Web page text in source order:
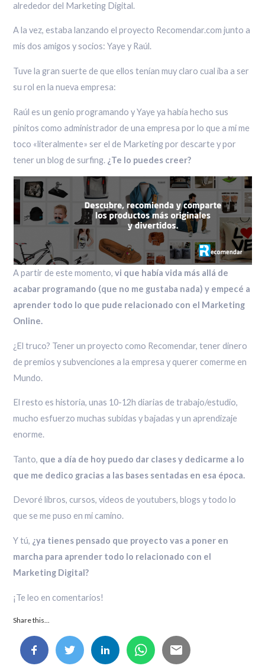
alrededor del Marketing Digital.
A la vez, estaba lanzando el proyecto Recomendar.com junto a
mis dos amigos y socios: Yaye y Raúl.
Tuve la gran suerte de que ellos tenían muy claro cual iba a ser
su rol en la nueva empresa:
Raúl es un genio programando y Yaye ya había hecho sus
pinitos como administrador de una empresa por lo que a mi me
toco «literalmente» ser el de Marketing por descarte y por
tener un blog de surfing. ¿Te lo puedes creer?
A partir de este momento,vi que había vida más allá de
acabar programando (que no me gustaba nada) y empecé a
aprender todo lo que pude relacionado con el Marketing
Online.
¿El truco? Tener un proyecto como Recomendar, tener dinero
de premios y subvenciones a la empresa y querer comerme en
Mundo.
El resto es historia, unas 10-12h diarias de trabajo/estudio,
mucho esfuerzo muchas subidas y bajadas y un aprendizaje
enorme.
Tanto, que a día de hoy puedo dar clases y dedicarme a lo
que me dedico gracias a las bases sentadas en esa época.
Devoré libros, cursos, videos de youtubers, blogs y todo lo
que se me puso en mi camino.
Y tú, ¿ya tienes pensado que proyecto vas a poner en
marcha para aprender todo lo relacionado con el
Marketing Digital?
¡Te leo en comentarios!
Share this...